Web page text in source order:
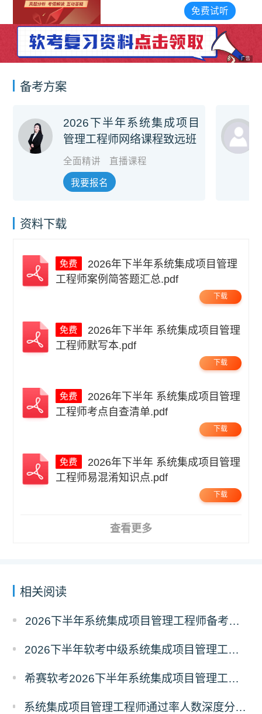
免费试
广告
备考方案
2026下半年系统集成项目
管理工程师网络课程致远班
全面精讲 直播课程
我要报名
资料下载
工程师案例简答题汇总.pdf
下载
工程师默写本.pdf
下载
工程师考点自查清单.pdf
下载
工程师易混淆知识点.pdf
下载
查看更多
相关阅读
2026下半年系统集成项目管理工程师备考三色笔记
2026下半年软考中级系统集成项目管理工程师备考经典100题
希赛软考2026下半年系统集成项目管理工程师入学摸底测试卷
系统集成项目管理工程师通过率人数深度分析：2511vs2605考期各地数据对比